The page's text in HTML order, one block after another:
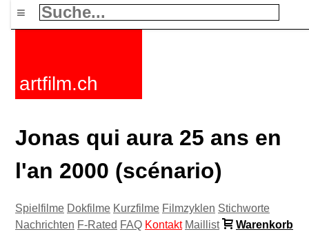
≡
artfilm.ch
Jonas qui aura 25 ans en
l'an 2000 (scénario)
Spielfilme Dokfilme Kurzfilme Filmzyklen Stichworte
Nachrichten F-Rated FAQ Kontakt Maillist
Warenkorb